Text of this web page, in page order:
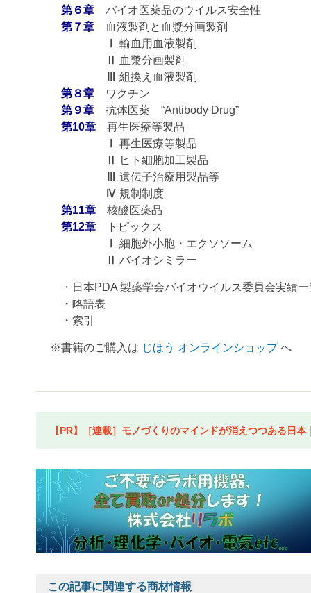
第６章 バイオ医薬品のウイルス安全性
第７章 血液製剤と血漿分画製剤
輸血用血液製剤
血漿分画製剤
組換え血液製剤
第８章 ワクチン
第９章 抗体医薬 “Antibody Drug”
第10章 再生医療等製品
再生医療等製品
ヒト細胞加工製品
遺伝子治療用製品等
Ⅳ 規制制度
第11章 核酸医薬品
第12章 トピックス
細胞外小胞・エクソソーム
バイオシミラー
・日本PDA 製薬学会バイオウイルス委員会実績一
・略語表
・索引
※書籍のご購入は じほう オンラインショップへ
【PR】［連載］モノづくりのマインドが消えつつある日
この記事に関連する商材情報